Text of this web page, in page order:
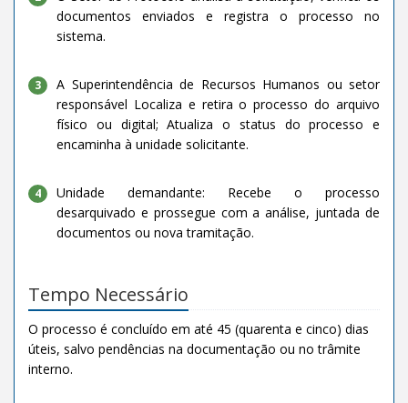
documentos enviados e registra o processo no
sistema.
3
A Superintendência de Recursos Humanos ou setor
responsável Localiza e retira o processo do arquivo
físico ou digital; Atualiza o status do processo e
encaminha à unidade solicitante.
4
Unidade demandante: Recebe o processo
desarquivado e prossegue com a análise, juntada de
documentos ou nova tramitação.
Tempo Necessário
O processo é concluído em até 45 (quarenta e cinco) dias
úteis, salvo pendências na documentação ou no trâmite
interno.